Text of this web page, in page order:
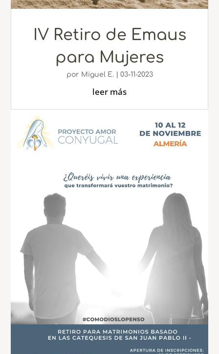
IV Retiro de Emaus
para Mujeres
por Miguel E.| 03-11-2023
leer más